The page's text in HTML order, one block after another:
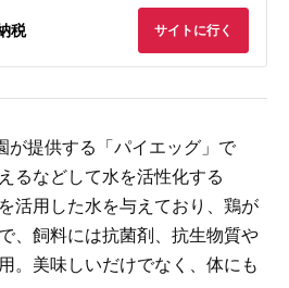
税 サイトに行く
が提供する「パイエッグ」で
るなどして水を活性化する
活用した水を与えており、鶏が
、飼料には抗菌剤、抗生物質や
。美味しいだけでなく、体にも